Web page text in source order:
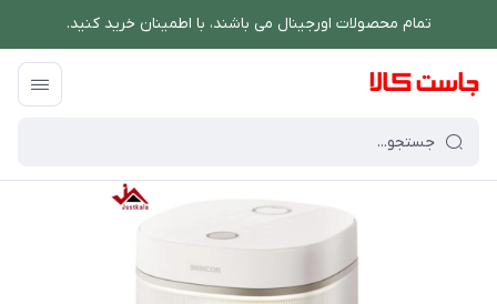
تمام محصولات اورجینال می باشند، با اطمینان خرید کنید.
فروشگاه اینترنتی جاست کالا